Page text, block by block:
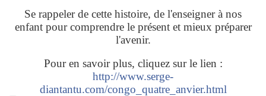
Se rappeler de cette histoire, de l'enseigner à nos
enfant pour comprendre le présent et mieux préparer
l'avenir.
Pour en savoir plus, cliquez sur le lien :
http://www.serge-
diantantu.com/congo_quatre_anvier.html